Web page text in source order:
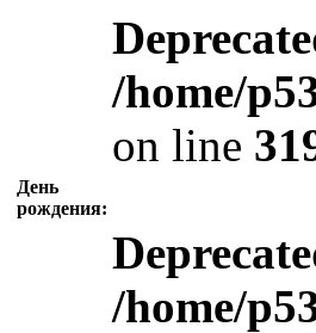
День
рождения:
/home/
on line
/home/